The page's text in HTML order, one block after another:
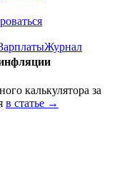
Журнал
калькулятора за
в статье →